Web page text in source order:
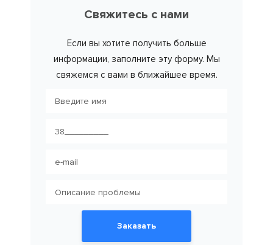
Свяжитесь с нами
Если вы хотите получить больше
информации, заполните эту форму. Мы
свяжемся с вами в ближайшее время.
Заказать